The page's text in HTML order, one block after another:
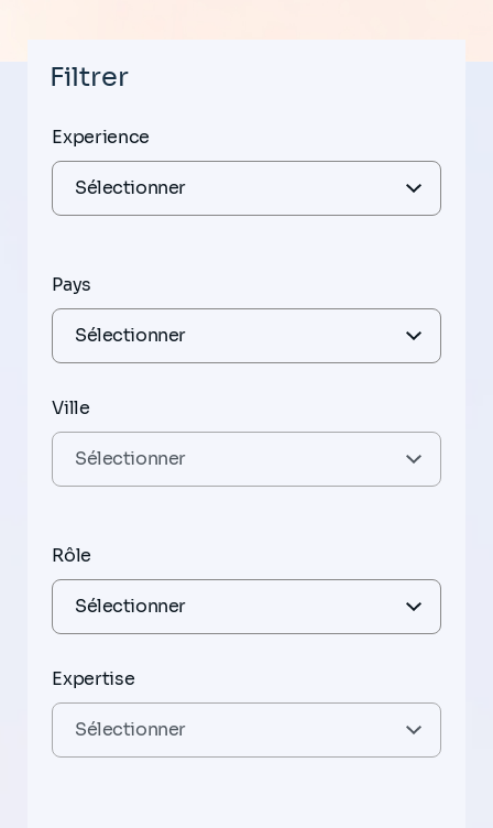
Filtrer
Experience
Pays
Ville
Rôle
Expertise